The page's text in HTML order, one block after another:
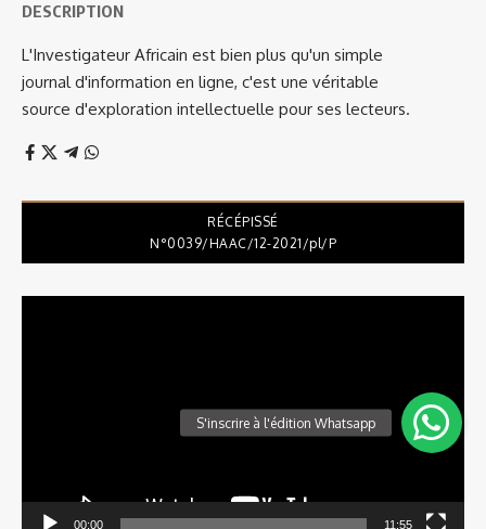
DESCRIPTION
L'Investigateur Africain est bien plus qu'un simple
journal d'information en ligne, c'est une véritable
source d'exploration intellectuelle pour ses lecteurs.
RÉCÉPISSÉ
N°0039/HAAC/12-2021/pl/P
00:00 11:55